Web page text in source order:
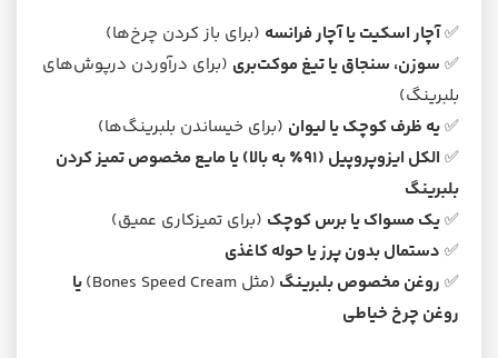
✅آچار اسکیت یا آچار فرانسه (برای باز کردن چرخ‌ها)
✅ سوزن، سنجاق یا تیغ موکت‌بری (برای درآوردن درپوش‌های
بلبرینگ)
✅یه ظرف کوچک یا لیوان (برای خیساندن بلبرینگ‌ها)
✅
الکل ایزوپروپیل (۹۱٪ به بالا) یا مایع مخصوص تمیز کردن
بلبرینگ
✅یک مسواک یا برس کوچک (برای تمیزکاری عمیق)
✅ دستمال بدون پرز یا حوله کاغذی
✅ روغن مخصوص بلبرینگ (مثل Bones Speed Cream)
یا
روغن چرخ خیاطی